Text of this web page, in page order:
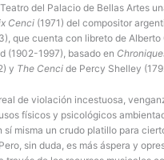
del Palacio de Bellas Artes
Cenci (1971) del compositor
que cuenta con libreto de Alberto
(1902-1997), basado en
y The Cenci de Percy Shelley
de violación incestuosa,
físicos y psicológicos
sí misma un crudo platillo para
sin duda, es más áspera y